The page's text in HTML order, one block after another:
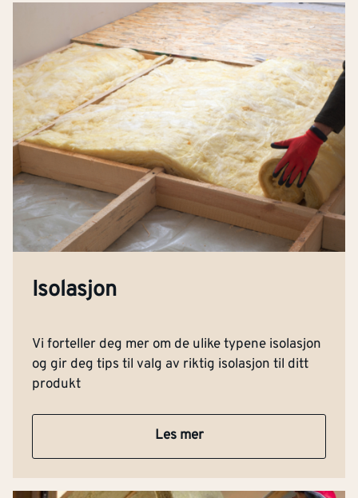
Isolasjon
Vi forteller deg mer om de ulike typene isolasjon
og gir deg tips til valg av riktig isolasjon til ditt
produkt
Les mer